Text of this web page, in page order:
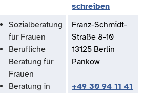
schreiben
Sozialberatung
für Frauen
Berufliche
Beratung für
Frauen
Beratung in
Franz-Schmidt-
Straße 8-10
13125 Berlin
Pankow
+49 30 94 11 41